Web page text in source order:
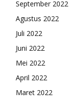
September 2022
Agustus 2022
Juli 2022
Juni 2022
Mei 2022
April 2022
Maret 2022